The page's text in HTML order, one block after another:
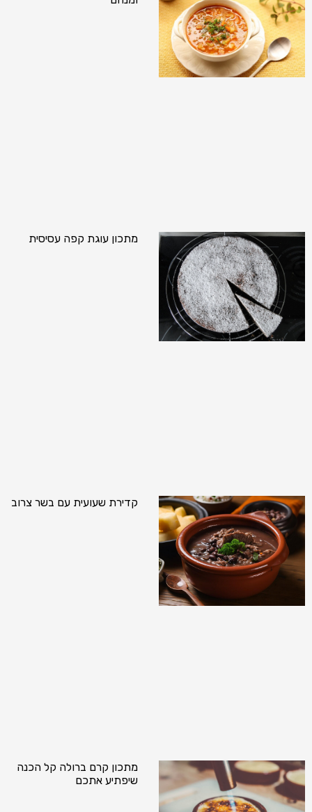
מתכון עוגת קפה עסיסית
קדירת שעועית עם בשר צרוב
מתכון קרם ברולה קל הכנה
שיפתיע אתכם